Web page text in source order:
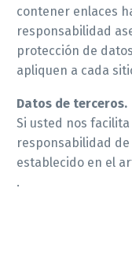
contener enlaces
responsabilidad
protección de
apliquen a cada
Datos de terceros.
Si usted nos
responsabilidad
establecido en el
.